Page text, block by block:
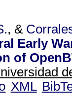
, &
Early
of
XML